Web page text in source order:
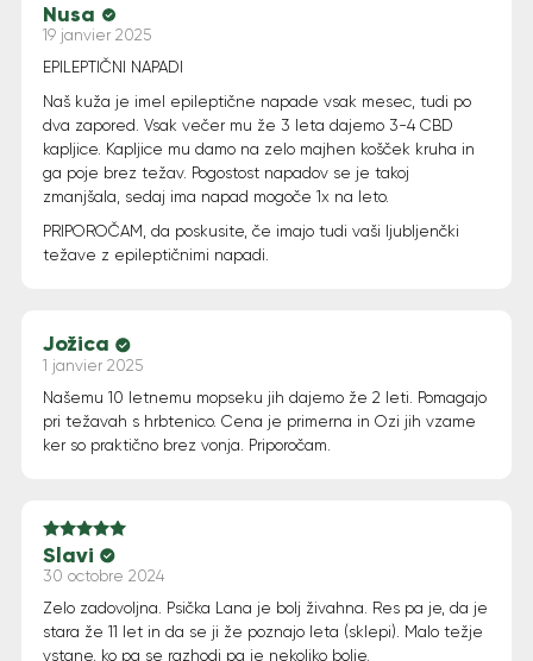
Note5sur 5
Nusa
19 janvier 2025
EPILEPTIČNI NAPADI
Naš kuža je imel epileptične napade vsak mesec, tudi po
dva zapored. Vsak večer mu že 3 leta dajemo 3-4 CBD
kapljice. Kapljice mu damo na zelo majhen košček kruha in
ga poje brez težav. Pogostost napadov se je takoj
zmanjšala, sedaj ima napad mogoče 1x na leto.
PRIPOROČAM, da poskusite, če imajo tudi vaši ljubljenčki
težave z epileptičnimi napadi.
Jožica
1 janvier 2025
Našemu 10 letnemu mopseku jih dajemo že 2 leti. Pomagajo
pri težavah s hrbtenico. Cena je primerna in Ozi jih vzame
ker so praktično brez vonja. Priporočam.
Note5sur 5
Slavi
30 octobre 2024
Zelo zadovoljna. Psička Lana je bolj živahna. Res pa je, da je
stara že 11 let in da se ji že poznajo leta (sklepi). Malo težje
vstane, ko pa se razhodi pa je nekoliko bolje.